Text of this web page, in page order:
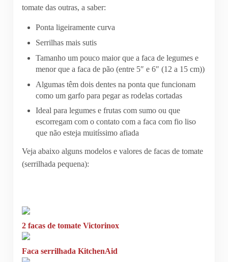
tomate das outras, a saber:
Ponta ligeiramente curva
Serrilhas mais sutis
Tamanho um pouco maior que a faca de legumes e
menor que a faca de pão (entre 5″ e 6″ (12 a 15 cm))
Algumas têm dois dentes na ponta que funcionam
como um garfo para pegar as rodelas cortadas
Ideal para legumes e frutas com sumo ou que
escorregam com o contato com a faca com fio liso
que não esteja muitíssimo afiada
Veja abaixo alguns modelos e valores de facas de tomate
(serrilhada pequena):
2 facas de tomate Victorinox
Faca serrilhada KitchenAid